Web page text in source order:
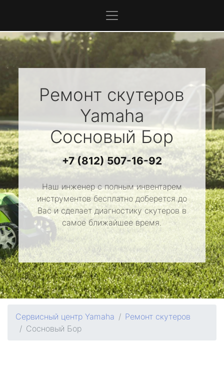
Ремонт скутеров
Yamaha
Сосновый Бор
+7 (812) 507-16-92
Наш инженер с полным инвентарем
инструментов бесплатно доберется до
Вас и сделает диагностику скутеров в
самое ближайшее время.
Сервисный центр Yamaha
Ремонт скутеров
Сосновый Бор